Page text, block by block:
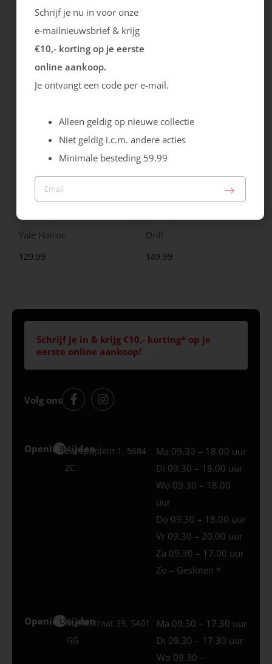
Cristallino
99.99
Yale Hairon
129.99
Drill
149.99
Schrijf je in & krijg €10,- korting* op je
eerste online aankoop!
Volg ons
Openingstijden
Best
Europaplein 1, 5684
ZC
Ma 09.30 – 18.00 uur
Di 09.30 – 18.00 uur
Wo 09.30 – 18.00
uur
Do 09.30 – 18.00 uur
Vr 09.30 – 20.00 uur
Za 09.30 – 17.00 uur
Zo – Gesloten *
Openingstijden
Uden
Marktstraat 39, 5401
GG
Ma 09.30 – 17.30 uur
Di 09.30 – 17.30 uur
Wo 09.30 –
Schrijf je nu in voor onze
e-mailnieuwsbrief & krijg
€10,- korting op je eerste
online aankoop.
Je ontvangt een code per e-mail.
Alleen geldig op nieuwe collectie
Niet geldig i.c.m. andere acties
Minimale besteding 59.99